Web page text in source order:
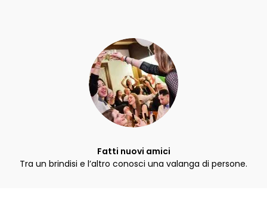
Fatti nuovi amici
Tra un brindisi e l’altro conosci una valanga di persone.